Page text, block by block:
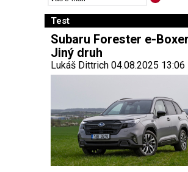
Test
Subaru Forester e-
Jiný druh
Lukáš Dittrich 04.08.2025 13:06